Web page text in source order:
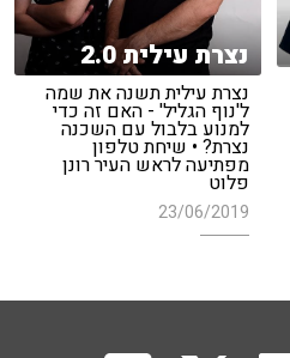
נצרת עילית 2.0
נצרת עילית תשנה את שמה
ל'נוף הגליל' - האם זה כדי
למנוע בלבול עם השכנה
נצרת? • שיחת טלפון
מפתיעה לראש העיר רונן
פלוט
23/06/2019